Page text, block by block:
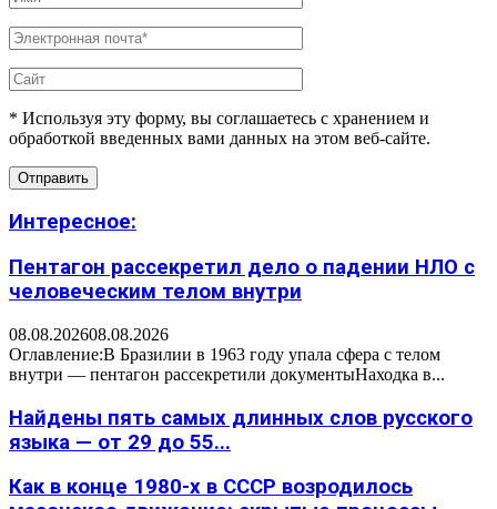
* Используя эту форму, вы соглашаетесь с хранением и
обработкой введенных вами данных на этом веб-сайте.
Интересное:
Пентагон рассекретил дело о падении НЛО с
человеческим телом внутри
08.08.202608.08.2026
Оглавление:В Бразилии в 1963 году упала сфера с телом
внутри — пентагон рассекретили документыНаходка в...
Найдены пять самых длинных слов русского
языка — от 29 до 55...
Как в конце 1980-х в СССР возродилось